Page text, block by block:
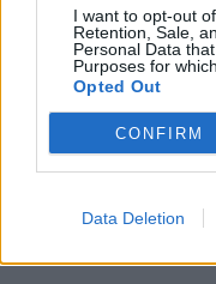
I want to opt-out
Retention, Sale,
Personal Data
Purposes for
Opted Out
CONFIRM
Data Deletion